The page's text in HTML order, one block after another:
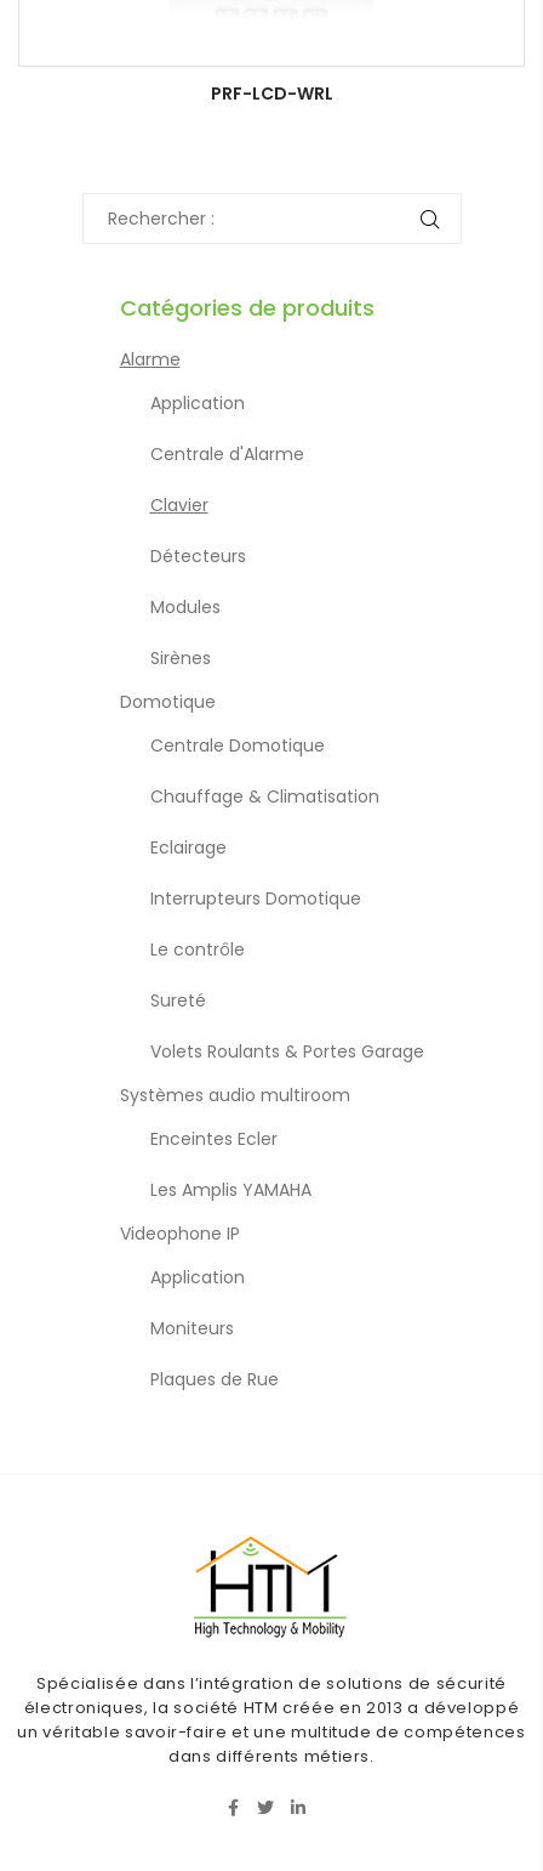
PRF-LCD-WRL
Catégories de produits
Alarme
Application
Centrale d'Alarme
Clavier
Détecteurs
Modules
Sirènes
Domotique
Centrale Domotique
Chauffage & Climatisation
Eclairage
Interrupteurs Domotique
Le contrôle
Sureté
Volets Roulants & Portes Garage
Systèmes audio multiroom
Enceintes Ecler
Les Amplis YAMAHA
Videophone IP
Application
Moniteurs
Plaques de Rue
Spécialisée dans l’intégration de solutions de sécurité
électroniques, la société HTM créée en 2013 a développé
un véritable savoir-faire et une multitude de compétences
dans différents métiers.